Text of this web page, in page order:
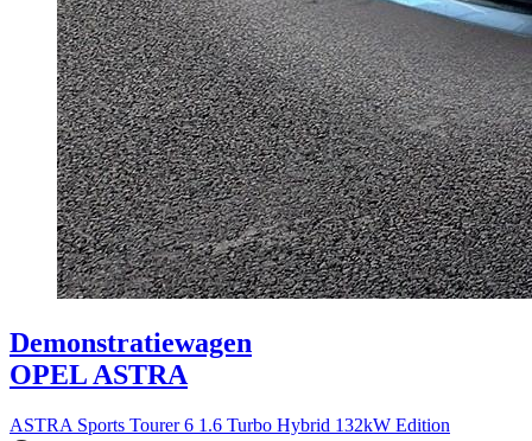
Demonstratiewagen
OPEL ASTRA
ASTRA Sports Tourer 6 1.6 Turbo Hybrid 132kW Edition